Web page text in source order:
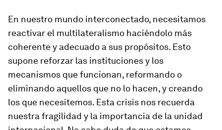
En nuestro mundo interconectado, necesitamos
reactivar el multilateralismo haciéndolo más
coherente y adecuado a sus propósitos. Esto
supone reforzar las instituciones y los
mecanismos que funcionan, reformando o
eliminando aquellos que no lo hacen, y creando
los que necesitemos. Esta crisis nos recuerda
nuestra fragilidad y la importancia de la unidad